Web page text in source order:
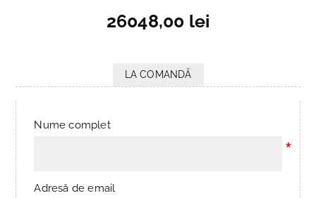
26048,00 lei
LA COMANDĂ
Nume complet
*
Adresă de email